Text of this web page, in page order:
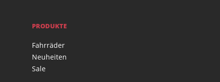
PRODUKTE
Fahrräder
Neuheiten
Sale